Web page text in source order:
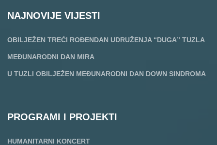
NAJNOVIJE VIJESTI
OBILJEŽEN TREĆI ROĐENDAN UDRUŽENJA “DUGA” TUZLA
MEĐUNARODNI DAN MIRA
U TUZLI OBILJEŽEN MEĐUNARODNI DAN DOWN SINDROMA
PROGRAMI I PROJEKTI
HUMANITARNI KONCERT